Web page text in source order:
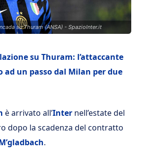
su Thuram (ANSA) - SpazioInter.it
su Thuram: l’attaccante
ad un passo dal Milan per due
è arrivato all’Inter nell’estate del
dopo la scadenza del contratto
.